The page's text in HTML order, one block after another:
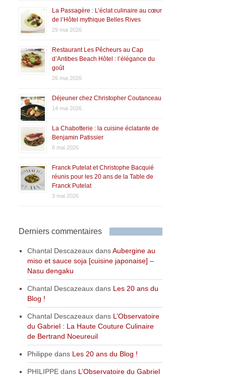
La Passagère : L’éclat culinaire au cœur
de l’Hôtel mythique Belles Rives
29 mai 2026
Restaurant Les Pêcheurs au Cap
d’Antibes Beach Hôtel : l’élégance du
goût
26 mai 2026
Déjeuner chez Christopher Coutanceau
14 mai 2026
La Chabotterie : la cuisine éclatante de
Benjamin Patissier
8 mai 2026
Franck Putelat et Christophe Bacquié
réunis pour les 20 ans de la Table de
Franck Putelat
3 mai 2026
Derniers commentaires
Chantal Descazeaux dansAubergine au
miso et sauce soja [cuisine japonaise] –
Nasu dengaku
Chantal Descazeaux dans Les 20 ans du
Blog !
Chantal Descazeaux dans L’Observatoire
du Gabriel : La Haute Couture Culinaire
de Bertrand Noeureuil
Philippe dans Les 20 ans du Blog !
PHILIPPE dans L’Observatoire du Gabriel